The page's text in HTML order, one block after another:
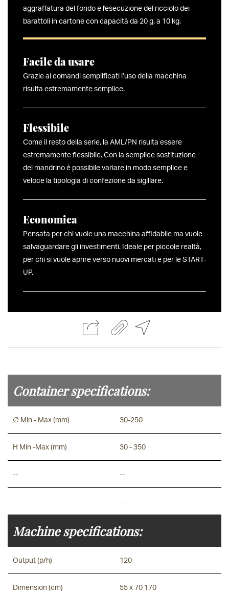
aggraffatura del fondo e l'esecuzione del ricciolodei
barattoli in cartone con capacità da 20 g. a 10 kg.
Facile da usare
Grazie ai comandi semplificati l’uso della macchina
risulta estremamente semplice.
Flessibile
Come il resto della serie, la AML/PN risulta essere
estremamente flessibile. Con la semplice sostituzione
del mandrino è possibile variare in modo semplice e
veloce la tipologia di confezione da sigillare.
Economica
Pensata per chi vuole una macchina affidabile ma vuole
salvaguardare gli investimenti. Ideale per piccole realtà,
per chi si vuole aprire verso nuovi mercati e per le START-
UP.
Container specifications:
∅ Min - Max (mm) 30-250
H Min -Max (mm) 30 - 350
-- --
-- --
Machine specifications:
Output (p/h) 120
Dimension (cm) 55 x 70 170